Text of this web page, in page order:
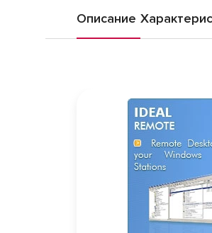
Описание